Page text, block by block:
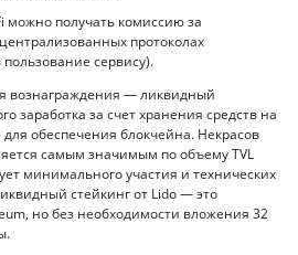
можно получать комиссию за
протоколах
сервису).
вознаграждения — ликвидный
заработка за счет хранения средств на
обеспечения блокчейна. Некрасов
самым значимым по объему TVL
минимального участия и технических
стейкинг от Lido — это
но без необходимости вложения 32